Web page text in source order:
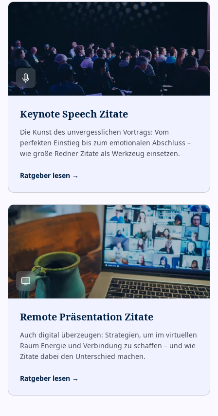
Keynote Speech Zitate
Die Kunst des unvergesslichen Vortrags: Vom
perfekten Einstieg bis zum emotionalen Abschluss –
wie große Redner Zitate als Werkzeug einsetzen.
Ratgeber lesen →
Remote Präsentation Zitate
Auch digital überzeugen: Strategien, um im virtuellen
Raum Energie und Verbindung zu schaffen – und wie
Zitate dabei den Unterschied machen.
Ratgeber lesen →